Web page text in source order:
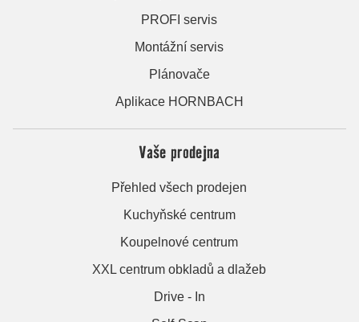
PROFI servis
Montážní servis
Plánovače
Aplikace HORNBACH
Vaše prodejna
Přehled všech prodejen
Kuchyňské centrum
Koupelnové centrum
XXL centrum obkladů a dlažeb
Drive - In